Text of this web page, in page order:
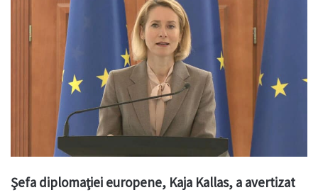
Şefa diplomaţiei europene, Kaja Kallas, a avertizat